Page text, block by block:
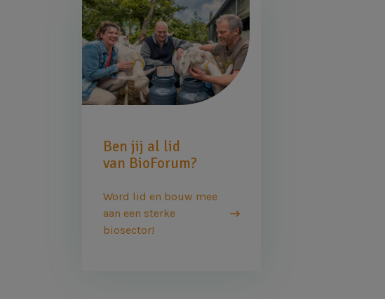
Ben jij al lid
van BioForum?
Word lid en bouw mee
aan een sterke
biosector!